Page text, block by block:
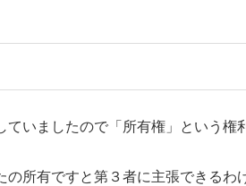
いましたので「所有権」という権
所有ですと第３者に主張できるわ